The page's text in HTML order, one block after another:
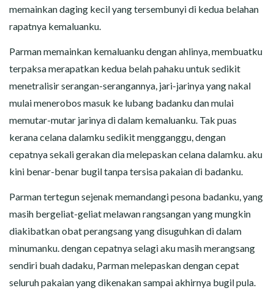
memainkan daging kecil yang tersembunyi di kedua belahan
rapatnya kemaluanku.
Parman memainkan kemaluanku dengan ahlinya, membuatku
terpaksa merapatkan kedua belah pahaku untuk sedikit
menetralisir serangan-serangannya, jari-jarinya yang nakal
mulai menerobos masuk ke lubang badanku dan mulai
memutar-mutar jarinya di dalam kemaluanku. Tak puas
kerana celana dalamku sedikit mengganggu, dengan
cepatnya sekali gerakan dia melepaskan celana dalamku. aku
kini benar-benar bugil tanpa tersisa pakaian di badanku.
Parman tertegun sejenak memandangi pesona badanku, yang
masih bergeliat-geliat melawan rangsangan yang mungkin
diakibatkan obat perangsang yang disuguhkan di dalam
minumanku. dengan cepatnya selagi aku masih merangsang
sendiri buah dadaku, Parman melepaskan dengan cepat
seluruh pakaian yang dikenakan sampai akhirnya bugil pula.